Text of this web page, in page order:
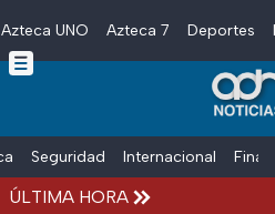
Skip to main content
Azteca UNO Azteca 7 Deportes
Seguridad Internacional
ÚLTIMA HORA